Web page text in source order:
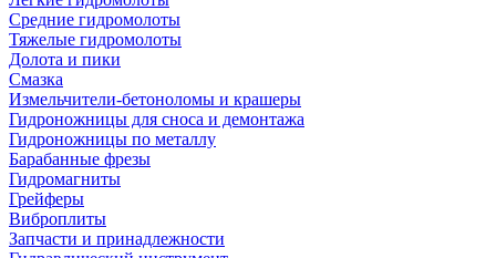
Средние гидромолоты
Тяжелые гидромолоты
Долота и пики
Смазка
Измельчители-бетоноломы и крашеры
Гидроножницы для сноса и демонтажа
Гидроножницы по металлу
Барабанные фрезы
Гидромагниты
Грейферы
Виброплиты
Запчасти и принадлежности